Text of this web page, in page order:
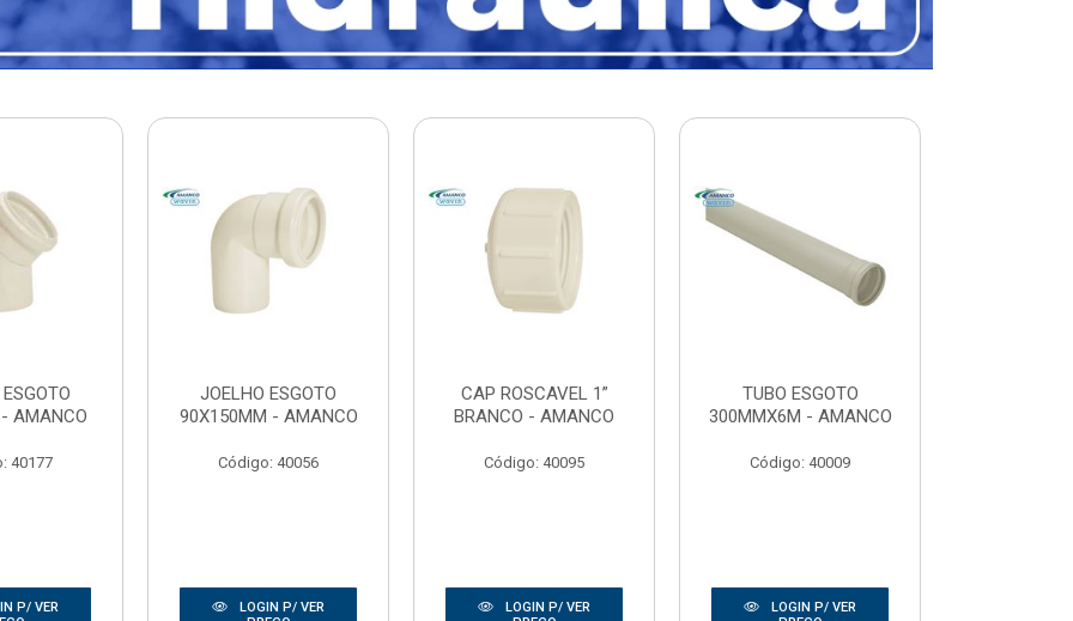
AMANCO
40177
P/ VER
JOELHO ESGOTO
90X150MM - AMANCO
Código: 40056
LOGIN P/ VER
CAP ROSCAVEL 1”
BRANCO - AMANCO
Código: 40095
LOGIN P/ VER
TUBO ESGOTO
300MMX6M - AMANCO
Código: 40009
LOGIN P/ VER